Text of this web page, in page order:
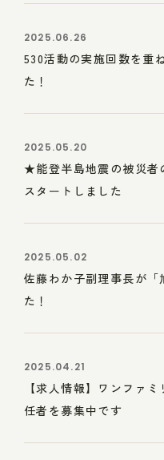
2025.06.26
530活動の実施回数を重
た！
2025.05.20
★能登半島地震の被災者
スタートしました
2025.05.02
佐藤わか子副理事長が「
た！
2025.04.21
【求人情報】ワンファ
任者を募集中です